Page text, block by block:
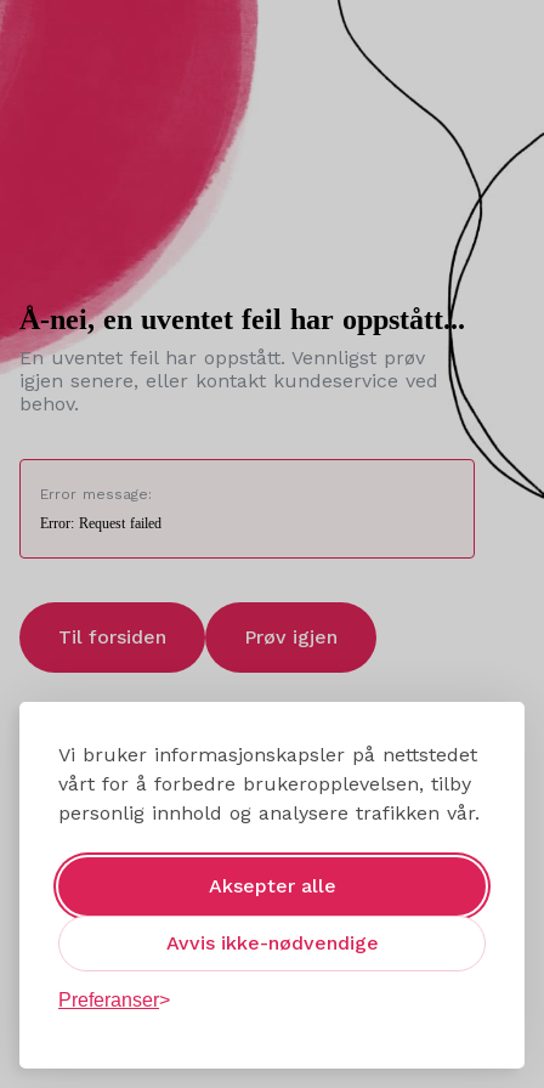
Vi bruker informasjonskapsler på nettstedet
vårt for å forbedre brukeropplevelsen, tilby
personlig innhold og analysere trafikken vår.
Aksepter alle
Avvis ikke-nødvendige
Preferanser
Å-nei, en uventet feil har oppstått...
En uventet feil har oppstått. Vennligst prøv
igjen senere, eller kontakt kundeservice ved
behov.
Error message:
Error: Request failed
Til forsiden Prøv igjen